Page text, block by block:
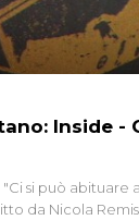
Inside -
si può abituare
da Nicola